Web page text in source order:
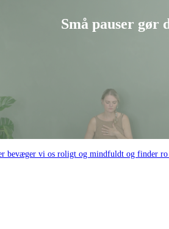
Små pauser gør
bevæger vi os roligt og mindfuldt og finder ro